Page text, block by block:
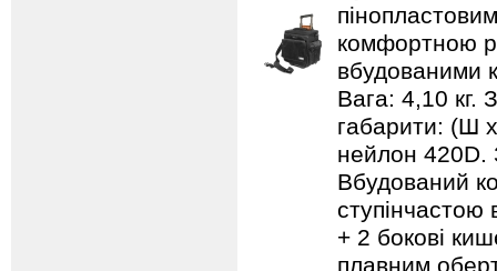
комфортною
вбудованими
Вага: 4,10 кг.
габарити: (Ш
нейлон 420D.
Вбудований
+ 2 бокові